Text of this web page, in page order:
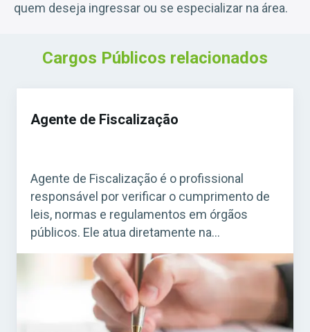
quem deseja ingressar ou se especializar na área.
Cargos Públicos relacionados
Agente de Fiscalização
Agente de Fiscalização é o profissional
responsável por verificar o cumprimento de
leis, normas e regulamentos em órgãos
públicos. Ele atua diretamente na
fiscalização de estabelecimentos, obras,
serviços e atividades que precisam seguir
regras específicas. Acesse agora o Curso
Grátis INSS 2026! O cargo é bastante comum
em concursos municipais e estaduais. Para